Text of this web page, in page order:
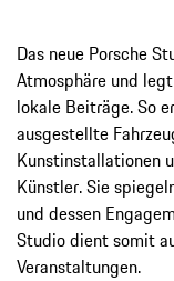
Das neue Porsche
Atmosphäre und
lokale Beiträge. So
ausgestellte
Kunstinstallationen
Künstler. Sie
und dessen
Studio dient somit
Veranstaltungen.